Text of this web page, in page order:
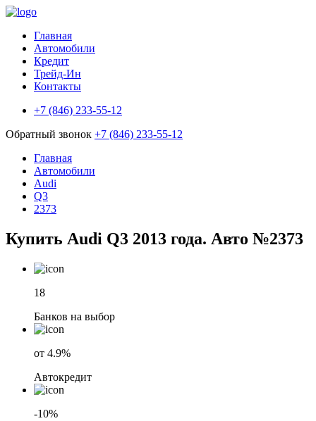
Главная
Автомобили
Кредит
Трейд-Ин
Контакты
+7 (846) 233-55-12
Обратный звонок +7 (846) 233-55-12
Главная
Автомобили
Audi
Q3
2373
Купить Audi Q3 2013 года. Авто №2373
18
Банков на выбор
от 4.9%
Автокредит
-10%